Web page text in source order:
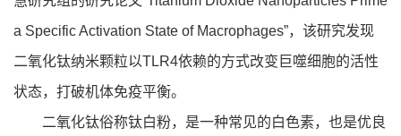
a Specific Activation State of Macrophages”，该研究发现
二氧化钛纳米颗粒以TLR4依赖的方式改变巨噬细胞的活性
状态，打破机体免疫平衡。
二氧化钛俗称钛白粉，是一种常见的白色素，也是优良